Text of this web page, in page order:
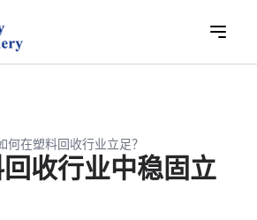
何在塑料回收行业立足？
收行业中稳固立